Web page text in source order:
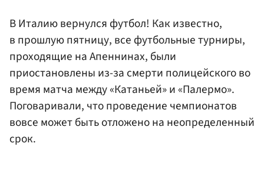
В Италию вернулся футбол! Как известно,
в прошлую пятницу, все футбольные турниры,
проходящие на Апеннинах, были
приостановлены из-за смерти полицейского во
время матча между «Катаньей» и «Палермо».
Поговаривали, что проведение чемпионатов
вовсе может быть отложено на неопределенный
срок.